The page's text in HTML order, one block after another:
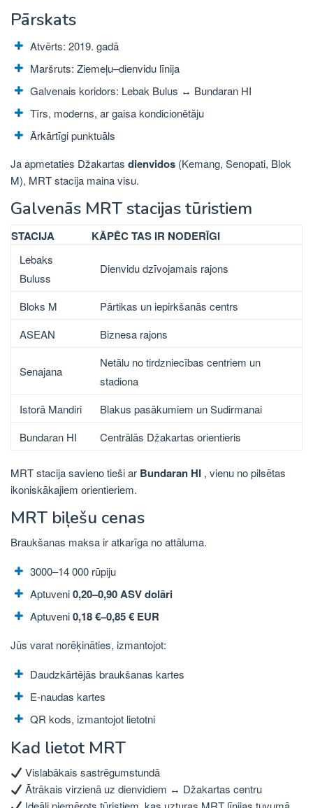
Pārskats
Atvērts: 2019. gadā
Maršruts: Ziemeļu–dienvidu līnija
Galvenais koridors: Lebak Bulus ↔ Bundaran HI
Tīrs, moderns, ar gaisa kondicionētāju
Ārkārtīgi punktuāls
Ja apmetaties Džakartas dienvidos (Kemang, Senopati, Blok
M), MRT stacija maina visu.
Galvenās MRT stacijas tūristiem
STACIJA KĀPĒC TAS IR NODERĪGI
Lebaks
Buluss
Dienvidu dzīvojamais rajons
Bloks M
Pārtikas un iepirkšanās centrs
ASEAN
Biznesa rajons
Senajana
Netālu no tirdzniecības centriem un
stadiona
Istorā Mandiri
Blakus pasākumiem un Sudirmanai
Bundaran HI
Centrālās Džakartas orientieris
MRT stacija savieno tieši ar Bundaran HI , vienu no pilsētas
ikoniskākajiem orientieriem.
MRT biļešu cenas
Braukšanas maksa ir atkarīga no attāluma.
3000–14 000 rūpiju
Aptuveni0,20–0,90 ASV dolāri
Aptuveni0,18 €–0,85 € EUR
Jūs varat norēķināties, izmantojot:
Daudzkārtējās braukšanas kartes
E-naudas kartes
QR kods, izmantojot lietotni
Kad lietot MRT
Vislabākais sastrēgumstundā
Ātrākais virzienā uz dienvidiem ↔ Džakartas centru